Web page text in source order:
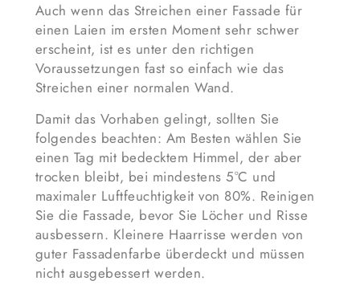
Auch wenn das Streichen einer Fassade für
einen Laien im ersten Moment sehr schwer
erscheint, ist es unter den richtigen
Voraussetzungen fast so einfach wie das
Streichen einer normalen Wand.
Damit das Vorhaben gelingt, sollten Sie
folgendes beachten: Am Besten wählen Sie
einen Tag mit bedecktem Himmel, der aber
trocken bleibt, bei mindestens 5°C und
maximaler Luftfeuchtigkeit von 80%. Reinigen
Sie die Fassade, bevor Sie Löcher und Risse
ausbessern. Kleinere Haarrisse werden von
guter Fassadenfarbe überdeckt und müssen
nicht ausgebessert werden.